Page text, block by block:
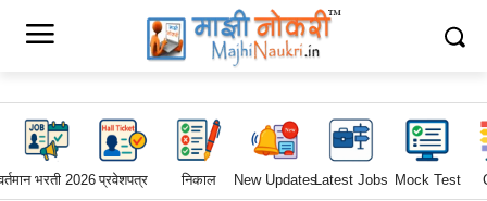
भरती 2026प्रवेशपत्र निकाल New UpdatesLatest Jobs Mock Test